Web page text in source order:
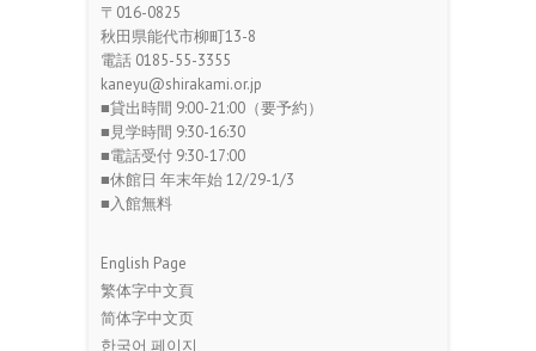
〒016-0825
秋田県能代市柳町13-8
電話 0185-55-3355
kaneyu@shirakami.or.jp
■貸出時間 9:00-21:00（要予約）
■見学時間 9:30-16:30
■電話受付 9:30-17:00
■休館日 年末年始 12/29-1/3
■入館無料
English Page
繁体字中文頁
简体字中文页
한국어 페이지